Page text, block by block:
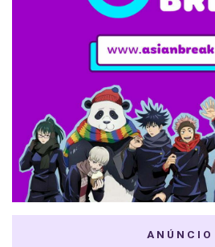
ANÚNCIO